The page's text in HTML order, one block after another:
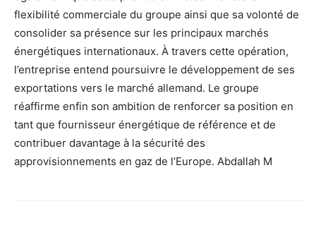
flexibilité commerciale du groupe ainsi que sa volonté de
consolider sa présence sur les principaux marchés
énergétiques internationaux. À travers cette opération,
l’entreprise entend poursuivre le développement de ses
exportations vers le marché allemand. Le groupe
réaffirme enfin son ambition de renforcer sa position en
tant que fournisseur énergétique de référence et de
contribuer davantage à la sécurité des
approvisionnements en gaz de l’Europe. Abdallah M